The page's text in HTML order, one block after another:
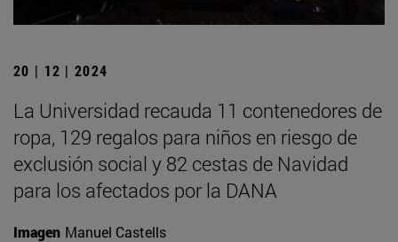
20 | 12 | 2024
La Universidad recauda 11 contenedores de
ropa, 129 regalos para niños en riesgo de
exclusión social y 82 cestas de Navidad
para los afectados por la DANA
Imagen Manuel Castells